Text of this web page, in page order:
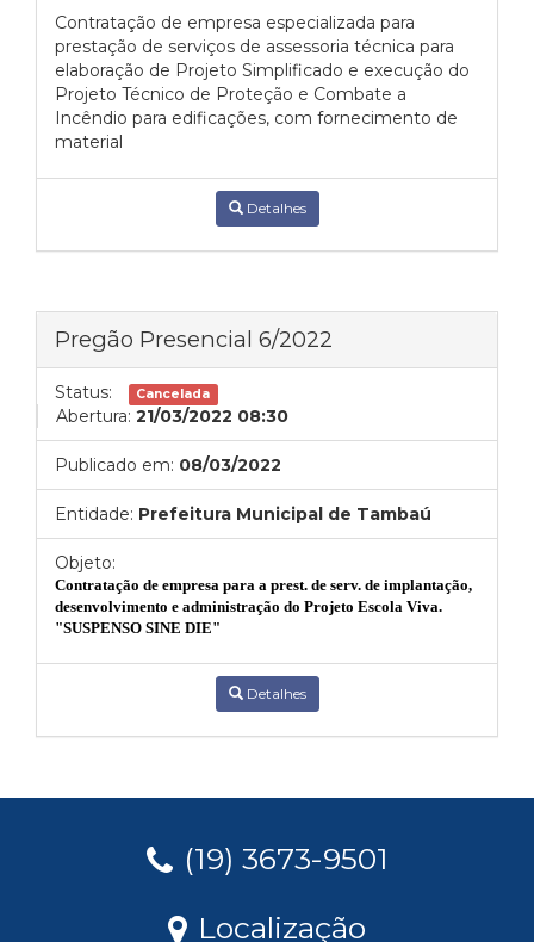
Contratação de empresa especializada para
prestação de serviços de assessoria técnica para
elaboração de Projeto Simplificado e execução do
Projeto Técnico de Proteção e Combate a
Incêndio para edificações, com fornecimento de
material
Detalhes
Pregão Presencial 6/2022
Status: Cancelada
Abertura: 21/03/2022 08:30
Publicado em: 08/03/2022
Entidade: Prefeitura Municipal de Tambaú
Objeto:
Contratação de empresa para a prest. de serv. de implantação,
desenvolvimento e administração do Projeto Escola Viva.
"SUSPENSO SINE DIE"
Detalhes
(19) 3673-9501
Localização